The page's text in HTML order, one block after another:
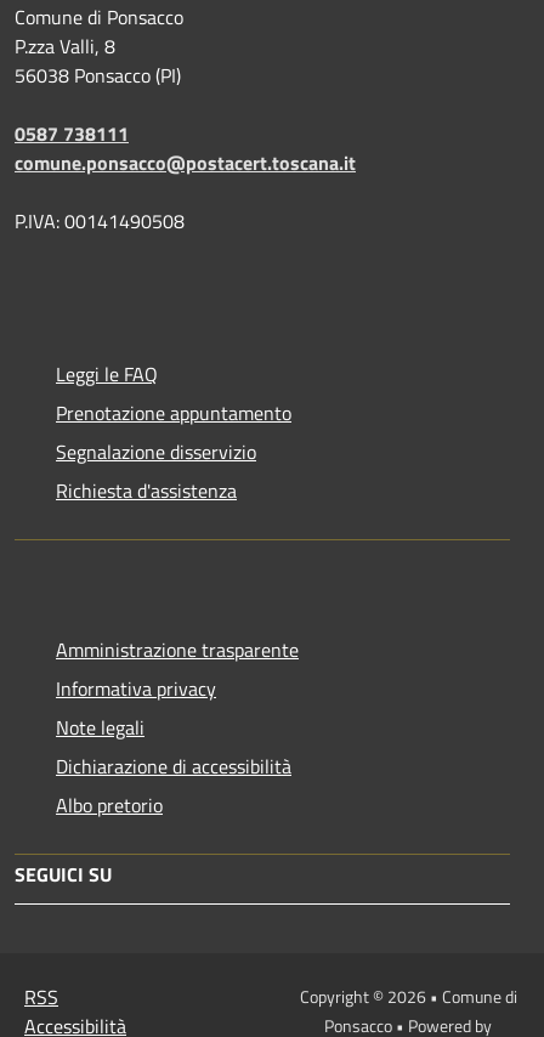
Comune di Ponsacco
P.zza Valli, 8
56038 Ponsacco (PI)
0587 738111
comune.ponsacco@postacert.toscana.it
P.IVA: 00141490508
Leggi le FAQ
Prenotazione appuntamento
Segnalazione disservizio
Richiesta d'assistenza
Amministrazione trasparente
Informativa privacy
Note legali
Dichiarazione di accessibilità
Albo pretorio
SEGUICI SU
RSS
Accessibilità
Copyright © 2026 • Comune di
Ponsacco • Powered by